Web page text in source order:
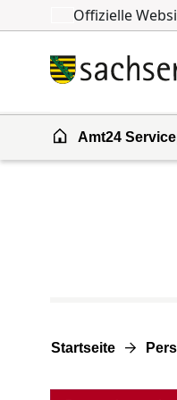
Zum Inhalt springen
Zur Suche springen
Offizielle
Amt24
Startseite